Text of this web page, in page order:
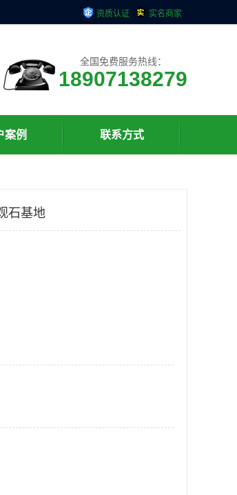
资质认证 实名商家
全国免费服务热线：
18907138279
案例 联系方式
石基地